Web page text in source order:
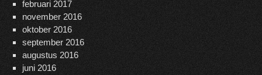
februari 2017
november 2016
oktober 2016
september 2016
augustus 2016
juni 2016